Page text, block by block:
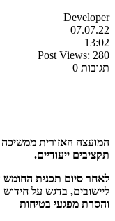
Developer
07.07.22
13:02
Post Views: 280
תגובות 0
המועצה האזורית
תקציבים ייעודיים.
לאחר סיום תכנית
ליישובים, בדגש על חידוש
והסרת מפגעי בטיחות